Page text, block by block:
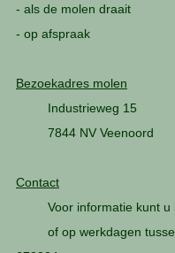
- als de molen draait
- op afspraak
Bezoekadres molen
Industrieweg 15
7844 NV Veenoord
Contact
Voor informatie kunt
of op werkdagen tussen